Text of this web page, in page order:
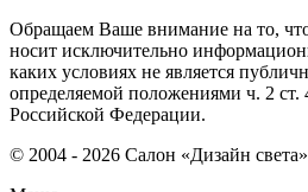
Обращаем Ваше внимание на то,
носит исключительно
каких условиях не является
определяемой положениями ч. 2 ст.
Российской Федерации.
© 2004 - 2026 Салон «Дизайн